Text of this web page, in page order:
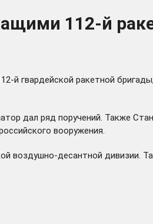
112-й
й гвардейской ракетной
дал ряд поручений. Также
вооружения.
воздушно-десантной дивизии.